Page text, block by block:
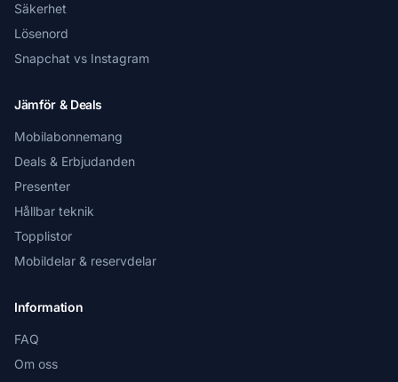
Säkerhet
Lösenord
Snapchat vs Instagram
Jämför & Deals
Mobilabonnemang
Deals & Erbjudanden
Presenter
Hållbar teknik
Topplistor
Mobildelar & reservdelar
Information
FAQ
Om oss